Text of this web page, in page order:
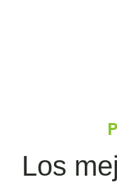
Los